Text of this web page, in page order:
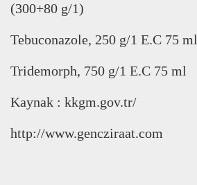
(300+80 g/1)
Tebuconazole, 250 g/1 E.C 75 ml
Tridemorph, 750 g/1 E.C 75 ml
Kaynak : kkgm.gov.tr/
http://www.gencziraat.com